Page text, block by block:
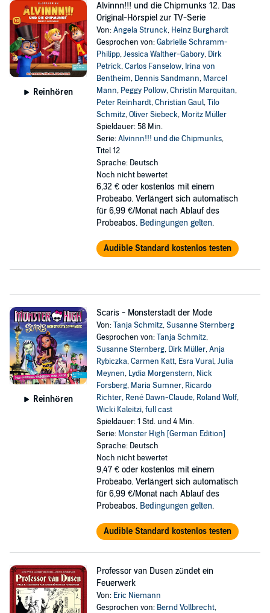
Reinhören
Alvinnn!!! und die Chipmunks 12. Das
Original-Hörspiel zur TV-Serie
Von:Angela Strunck, Heinz Burghardt
Gesprochen von:Gabrielle Schramm-
Philipp,Jessica Walther-Gabory, Dirk
Petrick,Carlos Fanselow, Irina von
Bentheim, Dennis Sandmann, Marcel
Mann, Peggy Pollow,Christin Marquitan,
Peter Reinhardt,Christian Gaul,Tilo
Schmitz,Oliver Siebeck, Moritz Müller
Spieldauer: 58 Min.
Serie:Alvinnn!!! und die Chipmunks,
Titel 12
Sprache: Deutsch
Noch nicht bewertet
6,32 € oder kostenlos mit einem
Probeabo. Verlängert sich automatisch
für 6,99 €/Monat nach Ablauf des
Probeabos. Bedingungen gelten.
Audible Standard kostenlos testen
Reinhören
Scaris - Monsterstadt der Mode
Von:Tanja Schmitz,Susanne Sternberg
Gesprochen von:Tanja Schmitz,
Susanne Sternberg, Dirk Müller,Anja
Rybiczka,Carmen Katt, Esra Vural,Julia
Meynen, Lydia Morgenstern, Nick
Forsberg, Maria Sumner, Ricardo
Richter, René Dawn-Claude, Roland Wolf,
Wicki Kaleitzi,full cast
Spieldauer: 1 Std. und 4 Min.
Serie: Monster High [German Edition]
Sprache: Deutsch
Noch nicht bewertet
9,47 € oder kostenlos mit einem
Probeabo. Verlängert sich automatisch
für 6,99 €/Monat nach Ablauf des
Probeabos. Bedingungen gelten.
Audible Standard kostenlos testen
Professor van Dusen zündet ein
Feuerwerk
Von: Eric Niemann
Gesprochen von: Bernd Vollbrecht,